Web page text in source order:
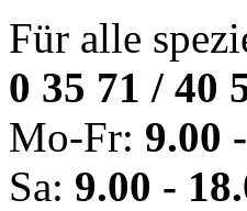
Für alle
0 35 71 / 40
Mo-Fr: 9.00
Sa: 9.00 -